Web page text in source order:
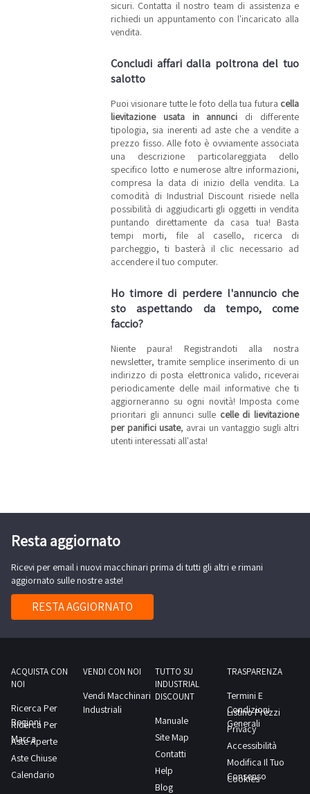
sicuri. Contatta il nostro team di assistenza e
richiedi un appuntamento con l'incaricato alla
vendita.
Concludi affari dalla poltrona del tuo
salotto
Puoi visionare tutte le foto della tua futura cella
lievitazione usata in annunci di differente
tipologia, sia inerenti ad aste che a vendite a
prezzo fisso. Alle foto è ovviamente associata
una descrizione particolareggiata dello
specifico lotto e numerose altre informazioni,
compresa la data di inizio della vendita. La
comodità di Industrial Discount risiede nella
possibilità di aggiudicarti gli oggetti in vendita
puntando direttamente da casa tua! Basta
tempi morti, file al casello, ricerca di
parcheggio, ti basterà il clic necessario ad
accendere il tuo computer.
Ho timore di perdere l'annuncio che
sto aspettando da tempo, come
faccio?
Niente paura! Registrandoti alla nostra
newsletter, tramite semplice inserimento di un
indirizzo di posta elettronica valido, riceverai
periodicamente delle mail informative che ti
aggiorneranno su ogni novità! Imposta come
prioritari gli annunci sulle celle di lievitazione
per panifici usate, avrai un vantaggio sugli altri
utenti interessati all'asta!
Resta aggiornato
Ricevi per email i nuovi macchinari prima di tutti gli altri e rimani
aggiornato sulle nostre aste!
RESTA AGGIORNATO
ACQUISTA CON
NOI
Ricerca Per
Regioni
Ricerca Per
Marca
Aste Aperte
Aste Chiuse
Calendario
VENDI CON NOI
Vendi Macchinari
Industriali
TUTTO SU
INDUSTRIAL
DISCOUNT
Manuale
Site Map
Contatti
Help
Blog
TRASPARENZA
Termini E
Condizioni
Generali
Listino Prezzi
Privacy
Accessibilità
Modifica Il Tuo
Consenso
Cookies